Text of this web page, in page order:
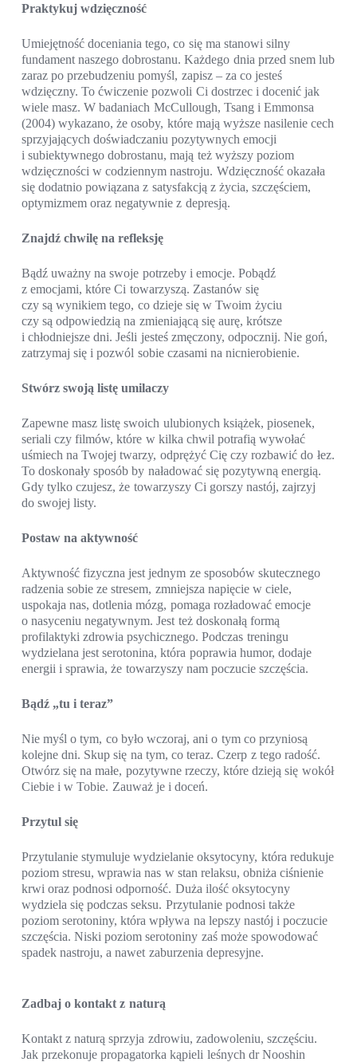
Praktykuj wdzięczność
Umiejętność doceniania tego, co się ma stanowi silny
fundament naszego dobrostanu. Każdego dnia przed snem lub
zaraz po przebudzeniu pomyśl, zapisz – za co jesteś
wdzięczny. To ćwiczenie pozwoli Ci dostrzec i docenić jak
wiele masz. W badaniach McCullough, Tsang i Emmonsa
(2004) wykazano, że osoby, które mają wyższe nasilenie cech
sprzyjających doświadczaniu pozytywnych emocji
i subiektywnego dobrostanu, mają też wyższy poziom
wdzięczności w codziennym nastroju. Wdzięczność okazała
się dodatnio powiązana z satysfakcją z życia, szczęściem,
optymizmem oraz negatywnie z depresją.
Znajdź chwilę na refleksję
Bądź uważny na swoje potrzeby i emocje. Pobądź
z emocjami, które Ci towarzyszą. Zastanów się
czy są wynikiem tego, co dzieje się w Twoim życiu
czy są odpowiedzią na zmieniającą się aurę, krótsze
i chłodniejsze dni. Jeśli jesteś zmęczony, odpocznij. Nie goń,
zatrzymaj się i pozwól sobie czasami na nicnierobienie.
Stwórz swoją listę umilaczy
Zapewne masz listę swoich ulubionych książek, piosenek,
seriali czy filmów, które w kilka chwil potrafią wywołać
uśmiech na Twojej twarzy, odprężyć Cię czy rozbawić do łez.
To doskonały sposób by naładować się pozytywną energią.
Gdy tylko czujesz, że towarzyszy Ci gorszy nastój, zajrzyj
do swojej listy.
Postaw na aktywność
Aktywność fizyczna jest jednym ze sposobów skutecznego
radzenia sobie ze stresem, zmniejsza napięcie w ciele,
uspokaja nas, dotlenia mózg, pomaga rozładować emocje
o nasyceniu negatywnym. Jest też doskonałą formą
profilaktyki zdrowia psychicznego. Podczas treningu
wydzielana jest serotonina, która poprawia humor, dodaje
energii i sprawia, że towarzyszy nam poczucie szczęścia.
Bądź „tu i teraz”
Nie myśl o tym, co było wczoraj, ani o tym co przyniosą
kolejne dni. Skup się na tym, co teraz. Czerp z tego radość.
Otwórz się na małe, pozytywne rzeczy, które dzieją się wokół
Ciebie i w Tobie. Zauważ je i doceń.
Przytul się
Przytulanie stymuluje wydzielanie oksytocyny, która redukuje
poziom stresu, wprawia nas w stan relaksu, obniża ciśnienie
krwi oraz podnosi odporność. Duża ilość oksytocyny
wydziela się podczas seksu. Przytulanie podnosi także
poziom serotoniny, która wpływa na lepszy nastój i poczucie
szczęścia. Niski poziom serotoniny zaś może spowodować
spadek nastroju, a nawet zaburzenia depresyjne.
Zadbaj o kontakt z naturą
Kontakt z naturą sprzyja zdrowiu, zadowoleniu, szczęściu.
Jak przekonuje propagatorka kąpieli leśnych dr Nooshin